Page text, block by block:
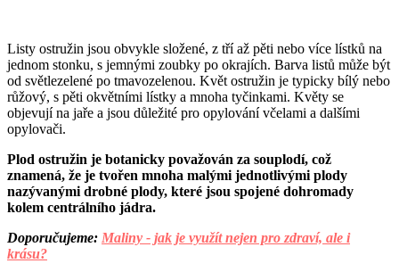
Listy ostružin jsou obvykle složené, z tří až pěti nebo více lístků na
jednom stonku, s jemnými zoubky po okrajích. Barva listů může být
od světlezelené po tmavozelenou. Květ ostružin je typicky bílý nebo
růžový, s pěti okvětními lístky a mnoha tyčinkami. Květy se
objevují na jaře a jsou důležité pro opylování včelami a dalšími
opylovači.
Plod ostružin je botanicky považován za souplodí, což
znamená, že je tvořen mnoha malými jednotlivými plody
nazývanými drobné plody, které jsou spojené dohromady
kolem centrálního jádra.
Doporučujeme: Maliny - jak je využít nejen pro zdraví, ale i
krásu?